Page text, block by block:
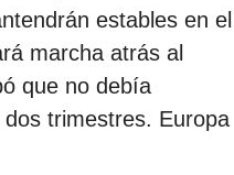
estables en el
marcha atrás al
que no debía
trimestres. Europa